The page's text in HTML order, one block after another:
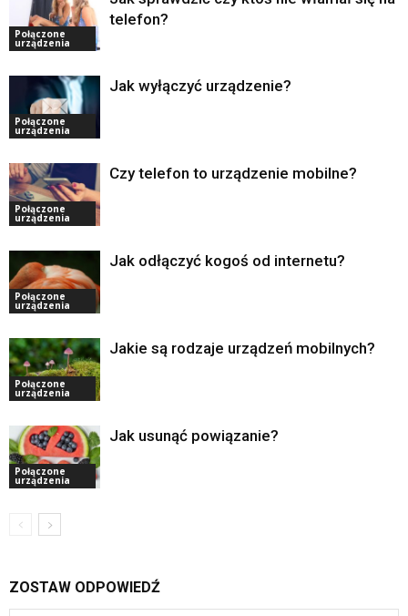
Połączone
urządzenia
telefon?
Połączone
urządzenia
Jak wyłączyć urządzenie?
Połączone
urządzenia
Czy telefon to urządzenie mobilne?
Połączone
urządzenia
Jak odłączyć kogoś od internetu?
Połączone
urządzenia
Jakie są rodzaje urządzeń mobilnych?
Połączone
urządzenia
Jak usunąć powiązanie?
ZOSTAW ODPOWIEDŹ